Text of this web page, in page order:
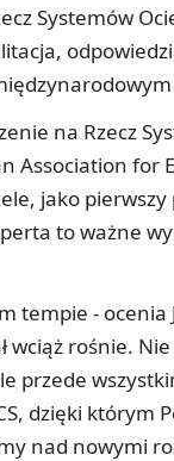
Systemów
na Rzecz
Association for
jako pierwszy
to ważne
tempie - ocenia
rośnie.
przede
dzięki którym
nad nowymi